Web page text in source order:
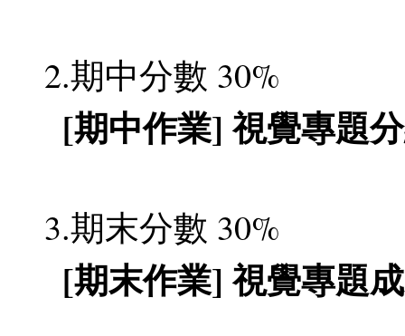
2.期中分數 30%
[期中作業] 視覺專題
3.期末分數 30%
[期末作業] 視覺專題